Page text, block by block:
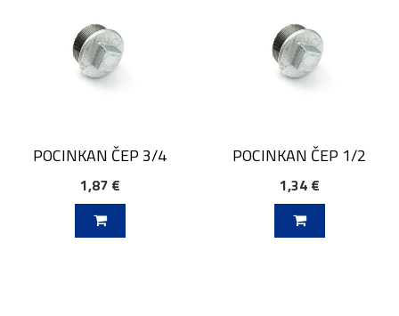
POCINKAN ČEP 3/4
1,87 €
POCINKAN ČEP 1/2
1,34 €